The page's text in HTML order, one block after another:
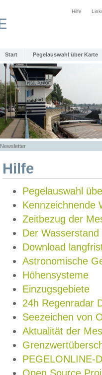
Hilfe
Start Pegelauswahl über Karte
Newsletter
Hilfe
Pegelauswahl
Kennzeichnende
Zeitbezug der
Der Wasserstand
Download
Astronomische
Höhensysteme
Einzugsgebiete
24h Regenradar
Seezeichen von
Aktualität der
PEGELONLINE-